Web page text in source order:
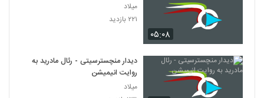
۰۵:۰۸
میلاد
۲۲۱ بازدید
دیدار منچسترسیتی - رئال مادرید به
روایت انیمیشن
میلاد